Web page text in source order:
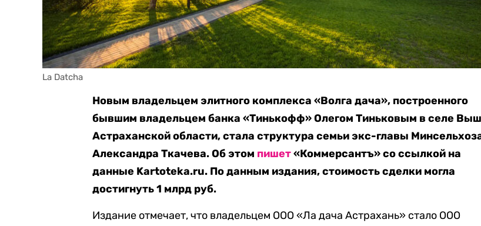
La Datcha
Новым владельцем элитного комплекса «Волга дача», построенного
бывшим владельцем банка «Тинькофф» Олегом Тиньковым в селе
Астраханской области, стала структура семьи экс-главы
Александра Ткачева. Об этом пишет«Коммерсантъ» со ссылкой на
данные Kartoteka.ru. По данным издания, стоимость сделки могла
достигнуть 1 млрд руб.
Издание отмечает, что владельцем ООО «Ла дача Астрахань» стало ООО